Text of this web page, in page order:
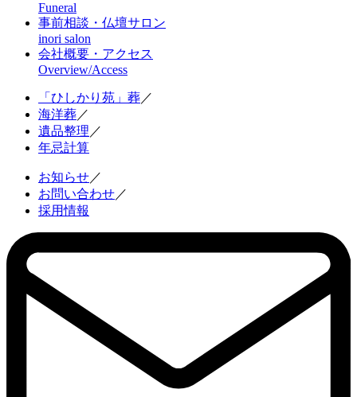
Funeral
事前相談・仏壇サロン
inori salon
会社概要・アクセス
Overview/Access
「ひしかり苑」葬／
海洋葬／
遺品整理 ／
年忌計算
お知らせ／
お問い合わせ／
採用情報